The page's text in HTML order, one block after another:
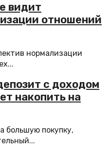
видит
отношений
нормализации
с доходом
накопить на
большую покупку,